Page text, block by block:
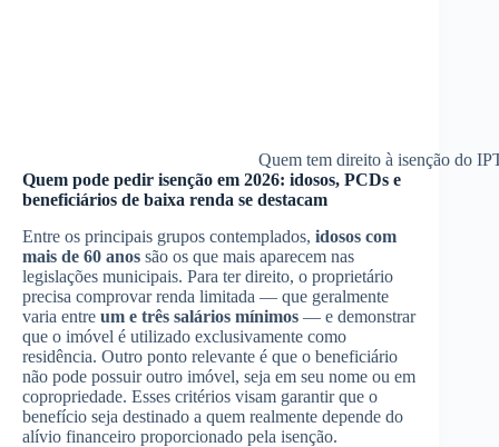
Quem tem direito à isenção do
Quem pode pedir isenção em 2026: idosos, PCDs e
beneficiários de baixa renda se destacam
Entre os principais grupos contemplados, idosos com
mais de 60 anos são os que mais aparecem nas
legislações municipais. Para ter direito, o proprietário
precisa comprovar renda limitada — que geralmente
varia entre um e três salários mínimos — e demonstrar
que o imóvel é utilizado exclusivamente como
residência. Outro ponto relevante é que o beneficiário
não pode possuir outro imóvel, seja em seu nome ou em
copropriedade. Esses critérios visam garantir que o
benefício seja destinado a quem realmente depende do
alívio financeiro proporcionado pela isenção.